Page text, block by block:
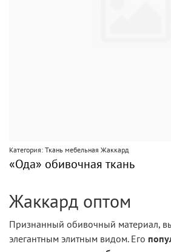
Категория: Ткань мебельная Жаккард
«Ода» обивочная ткань
Жаккард оптом
Признанный обивочный материал,
элегантным элитным видом. Его